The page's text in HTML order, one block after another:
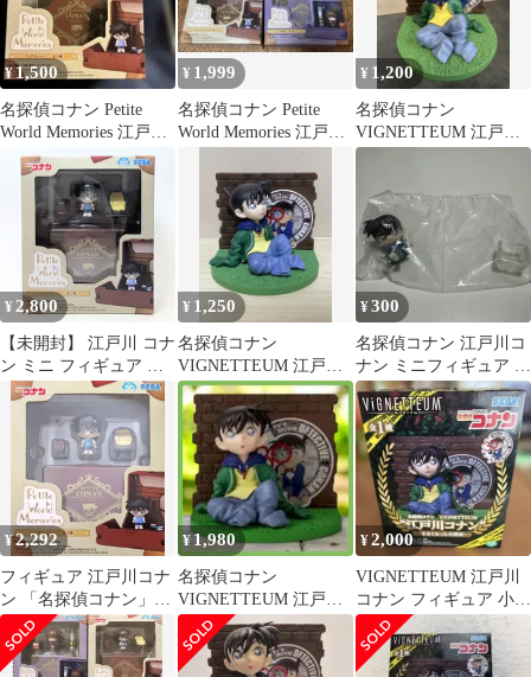
¥1,500
名探偵コナン Petite
World Memories 江戸川
コナン
¥ 1,999
名探偵コナン Petite
World Memories 江戸川
¥ 1,200
名探偵コナン
VIGNETTEUM 江戸川
コナン フィギュア
¥ 2,800
【未開封】 江戸川 コナ
ン ミニ フィギュア 名
探偵コナン 全1種 Petite
World Memories Conan
Edogawa Mini Figure
SEGA
¥ 1,250
名探偵コナン
VIGNETTEUM 江戸川
コナン 小さくなった名
探偵
¥300
名探偵コナン 江戸川コ
ナン ミニフィギュア マ
スコット
¥2,292
フィギュア 江戸川コナ
ン 「名探偵コナン」
Petite World Memories
ミニフィギュア“江戸川
コナン”（EX）【14日
¥1,980
名探偵コナン
VIGNETTEUM 江戸川
コナン フィギュア 小さ
くなった名探偵
¥2,000
VIGNETTEUM 江戸川
コナン フィギュア 小さ
くなった名探偵